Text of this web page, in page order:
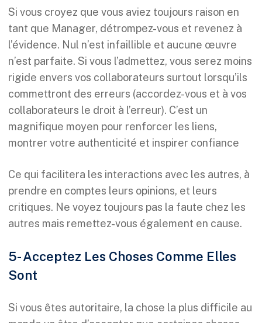
Si vous croyez que vous aviez toujours raison en
tant que Manager, détrompez-vous et revenez à
l’évidence. Nul n’est infaillible et aucune œuvre
n’est parfaite. Si vous l’admettez, vous serez moins
rigide envers vos collaborateurs surtout lorsqu’ils
commettront des erreurs (accordez-vous et à vos
collaborateurs le droit à l’erreur). C’est un
magnifique moyen pour renforcer les liens,
montrer votre authenticité et inspirer confiance
Ce qui facilitera les interactions avec les autres, à
prendre en comptes leurs opinions, et leurs
critiques. Ne voyez toujours pas la faute chez les
autres mais remettez-vous également en cause.
5- Acceptez Les Choses Comme Elles
Sont
Si vous êtes autoritaire, la chose la plus difficile au